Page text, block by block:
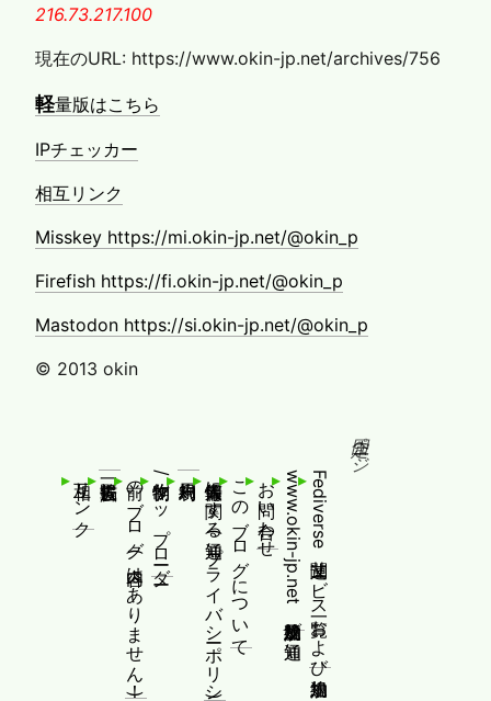
216.73.217.100
現在のURL: https://www.okin-jp.net/archives/756
軽量版はこちら
IPチェッカー
相互リンク
Misskey https://mi.okin-jp.net/@okin_p
Firefish https://fi.okin-jp.net/@okin_p
Mastodon https://si.okin-jp.net/@okin_p
© 2013 okin
固定ページ
Fediverse関連サービス一覧および追加規約
www.okin-jp.net 追加規約及び通知
お問い合わせ
このブログについて
個人情報等に関する通知(プライバシーポリシー)
制作物/アップローダー
前のブログ(内容はありません！)
相互リンク